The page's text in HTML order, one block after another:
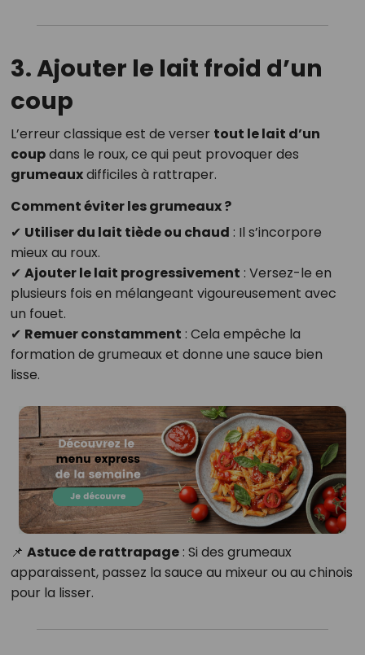
3. Ajouter le lait froid d’un
coup
L’erreur classique est de verser tout le lait d’un
coupdans le roux, ce qui peut provoquer des
grumeauxdifficiles à rattraper.
Comment éviter les grumeaux ?
✔ Utiliser du lait tiède ou chaud : Il s’incorpore
mieux au roux.
✔ Ajouter le lait progressivement : Versez-le en
plusieurs fois en mélangeant vigoureusement avec
un fouet.
✔ Remuer constamment : Cela empêche la
formation de grumeaux et donne une sauce bien
lisse.
📌 Astuce de rattrapage: Si des grumeaux
apparaissent, passez la sauce au mixeur ou au chinois
pour la lisser.